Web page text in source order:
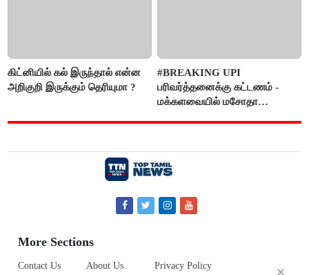
கிட்னியில் கல் இருந்தால் என்ன
அறிகுறி இருக்கும் தெரியுமா ?
#BREAKING UPI
பரிவர்த்தனைக்கு கட்டணம் -
மக்களவையில் மசோதா
More Sections
Contact Us About Us Privacy Policy